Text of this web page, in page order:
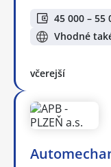
45 000 – 55
Vhodné
včerejší